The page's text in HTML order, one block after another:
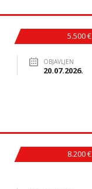
5.500 €
OBJAVLJEN
20.07.2026.
8.200 €